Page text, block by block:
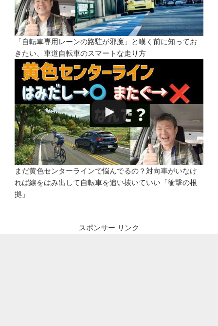
「自転車専用レーンの路駐が邪魔」と嘆く前に知ってお
きたい、車道自転車のスマートな走り方
まだ黄色センターラインで悩んでるの？対向車がいなけ
れば線をはみ出して自転車を追い抜いていい「衝撃の根
拠」
スポンサー リンク